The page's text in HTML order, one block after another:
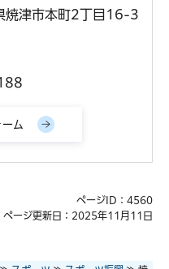
津市本町2丁目16-3
ページID：4560
ページ更新日：2025年11月11日